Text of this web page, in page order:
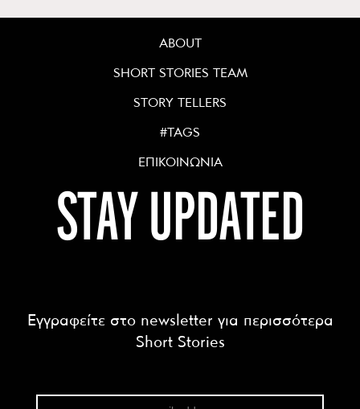
ABOUT
SHORT STORIES TEAM
STORY TELLERS
#TAGS
ΕΠΙΚΟΙΝΩΝΙΑ
STAY UPDATED
Εγγραφείτε στο newsletter για περισσότερα
Short Stories